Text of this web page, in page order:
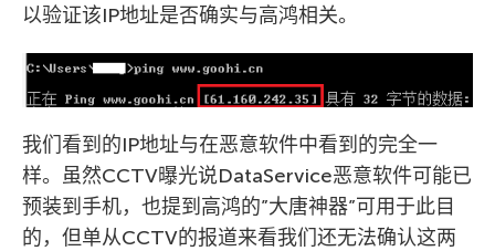
以验证该IP地址是否确实与高鸿相关。
我们看到的IP地址与在恶意软件中看到的完全一
样。虽然CCTV曝光说DataService恶意软件可能已
预装到手机，也提到高鸿的”大唐神器”可用于此目
的，但单从CCTV的报道来看我们还无法确认这两